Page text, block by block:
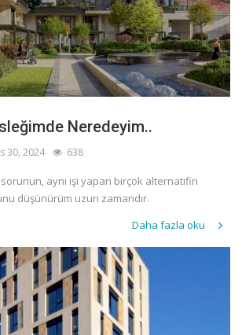
Neredeyim..
30, 2024 638
aynı işi yapan birçok alternatifin
düşünürüm uzun zamandır.
Daha fazla oku